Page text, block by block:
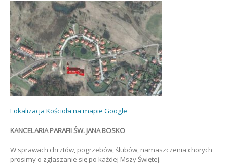
Lokalizacja Kościoła na mapie Google
KANCELARIA PARAFII ŚW. JANA BOSKO
W sprawach chrztów, pogrzebów, ślubów, namaszczenia chorych
prosimy o zgłaszanie się po każdej Mszy Świętej.